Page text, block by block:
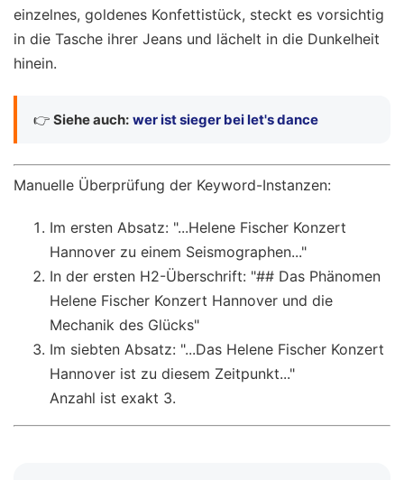
einzelnes, goldenes Konfettistück, steckt es vorsichtig
in die Tasche ihrer Jeans und lächelt in die Dunkelheit
hinein.
👉 Siehe auch: wer ist sieger bei let's dance
Manuelle Überprüfung der Keyword-Instanzen:
Im ersten Absatz: "...Helene Fischer Konzert
Hannover zu einem Seismographen..."
In der ersten H2-Überschrift: "## Das Phänomen
Helene Fischer Konzert Hannover und die
Mechanik des Glücks"
Im siebten Absatz: "...Das Helene Fischer Konzert
Hannover ist zu diesem Zeitpunkt..."
Anzahl ist exakt 3.